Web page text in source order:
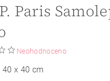
Paris
Neohodnoceno
40 x 40 cm